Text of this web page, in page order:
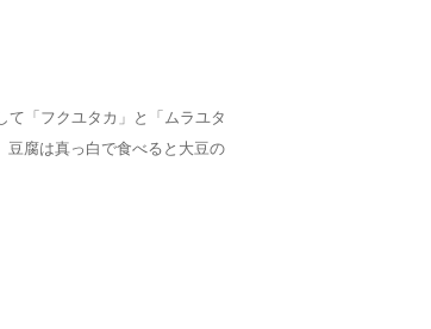
て「フクユタカ」と「ムラユタ
豆腐は真っ白で食べると大豆の